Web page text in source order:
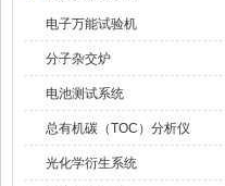
电子万能试验机
分子杂交炉
电池测试系统
总有机碳（TOC）分析仪
光化学衍生系统